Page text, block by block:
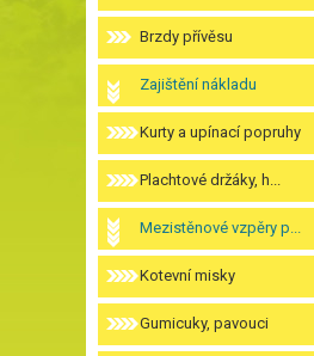
Brzdy přívěsu
Zajištění nákladu
Kurty a upínací popruhy
Plachtové držáky, h...
Mezistěnové vzpěry p...
Kotevní misky
Gumicuky, pavouci